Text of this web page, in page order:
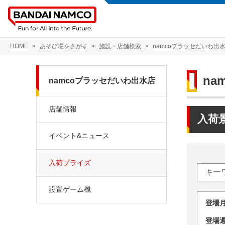
HOME あそび場をさがす 施設・店舗検索 namcoプラッセだいわ出
入荷
登
登
namcoプラッセだいわ出水店
店舗情報
イベント&ニュース
入荷プライズ
設置ゲーム機